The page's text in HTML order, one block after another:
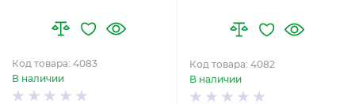
Код товара: 4083
В наличии
Код товара: 4082
В наличии